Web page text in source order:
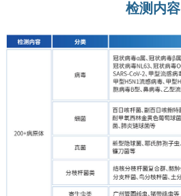
检测内容